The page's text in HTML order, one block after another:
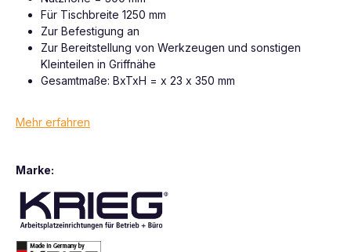
Für Tischbreite 1250 mm
Zur Befestigung an
Zur Bereitstellung von Werkzeugen und sonstigen
Kleinteilen in Griffnähe
Gesamtmaße: BxTxH = x 23 x 350 mm
Mehr erfahren
Marke: